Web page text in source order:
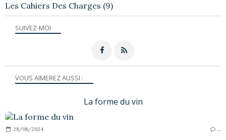
SUIVEZ-MOI
VOUS AIMEREZ AUSSI :
La forme du vin
28/08/2024
Les Cahiers Des Charges (9)